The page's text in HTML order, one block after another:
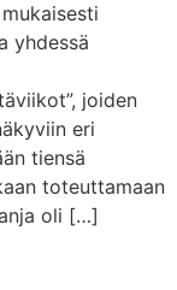
yhdessä
joiden
eri
tiensä
toteuttamaan
oli […]